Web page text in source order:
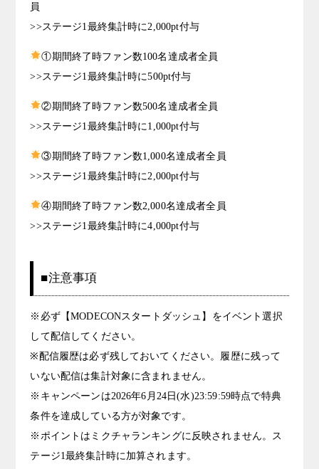
員
>>ステージ1最終集計時に2,000pt付与
①期間終了時ファン数100名達成者全員
>>ステージ1最終集計時に500pt付与
②期間終了時ファン数500名達成者全員
>>ステージ1最終集計時に1,000pt付与
③期間終了時ファン数1,000名達成者全員
>>ステージ1最終集計時に2,000pt付与
④期間終了時ファン数2,000名達成者全員
>>ステージ1最終集計時に4,000pt付与
■注意事項
※必ず【MODECONスタートダッシュ】をイベント選択
して配信してください。
※配信履歴は必ず残しておいてください。履歴に残って
いない配信は集計対象に含まれません。
※キャンペーンは2026年6月24日(水)23:59:59時点で特典
条件を達成している方が対象です。
※ポイントはミクチャランキングに反映されません。ス
テージ1最終集計時に加算されます。